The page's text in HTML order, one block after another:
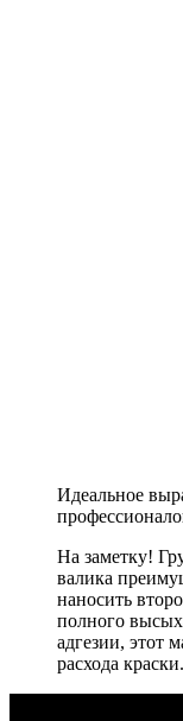
Идеальное
На заметку!
валика
наносить
полного
адгезии, этот
расхода краски.